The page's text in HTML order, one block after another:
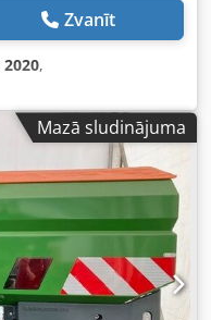
Zvanīt
2020,
Mazā sludinājuma